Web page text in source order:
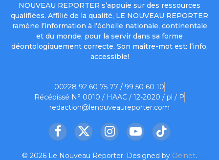
NOUVEAU REPORTER s’appuie sur des ressources
qualifiées. Affilié de la qualité, LE NOUVEAU REPORTER
ramène l’information à l’échelle nationale, continentale
et du monde, pour la servir dans sa forme
déontologiquement correcte. Son maître-mot est: l’info,
accessible!
00228 92 60 75 77 / 99 50 60 10
Récépissé N° 0010 / HAAC / 12-2020 / pl / P
redaction@lenouveaureporter.com
Facebook
X
InstagramYouTubeTikTok
© 2026 Le Nouveau Reporter. Designed by Oelnet.